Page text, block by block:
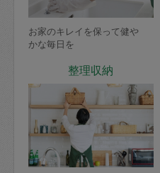
お家のキレイを保って健や
かな毎日を
整理収納